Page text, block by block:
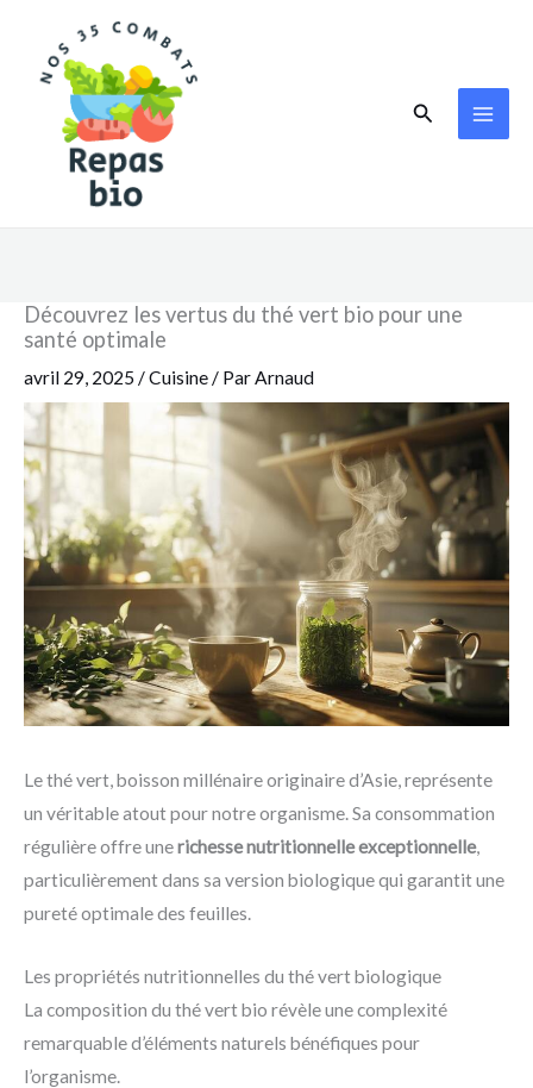
contenu
Rechercher
Découvrez les vertus du thé vert bio pour une
santé optimale
avril 29, 2025 /Cuisine/ ParArnaud
Le thé vert, boisson millénaire originaire d’Asie, représente
un véritable atout pour notre organisme. Sa consommation
régulière offre unerichesse nutritionnelle exceptionnelle,
particulièrement dans sa version biologique qui garantit une
pureté optimale des feuilles.
Les propriétés nutritionnelles du thé vert biologique
La composition du thé vert bio révèle une complexité
remarquable d’éléments naturels bénéfiques pour
l’organisme.